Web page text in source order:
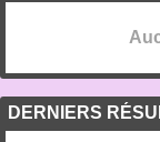
DERNIERS